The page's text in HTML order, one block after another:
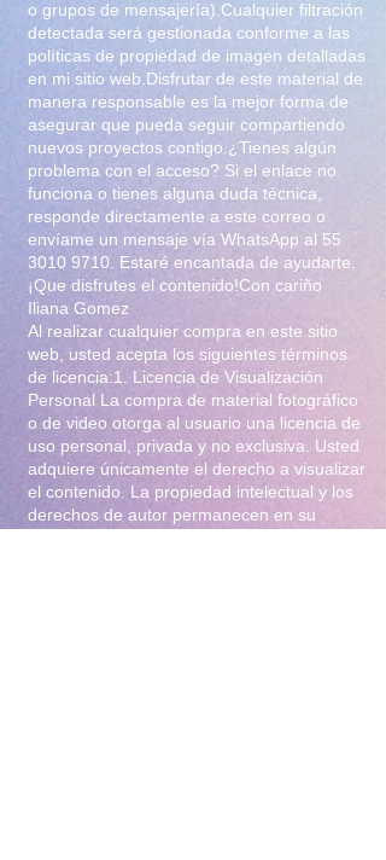
o grupos de mensajería).Cualquier filtración
detectada será gestionada conforme a las
políticas de propiedad de imagen detalladas
en mi sitio web.Disfrutar de este material de
manera responsable es la mejor forma de
asegurar que pueda seguir compartiendo
nuevos proyectos contigo.¿Tienes algún
problema con el acceso? Si el enlace no
funciona o tienes alguna duda técnica,
responde directamente a este correo o
envíame un mensaje vía WhatsApp al 55
3010 9710 . Estaré encantada de ayudarte.
¡Que disfrutes el contenido!Con cariño
Iliana Gomez
Al realizar cualquier compra en este sitio
web, usted acepta los siguientes términos
de licencia:1. Licencia de Visualización
Personal La compra de material fotográfico
o de video otorga al usuario una licencia de
uso personal, privada y no exclusiva. Usted
adquiere únicamente el derecho a visualizar
el contenido. La propiedad intelectual y los
derechos de autor permanecen en su